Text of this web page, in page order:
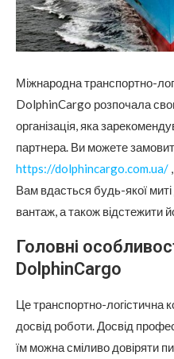
Міжнародна транспортно-
DolphinCargo розпочала
організація, яка
партнера. Ви можете
https://dolphincargo.com.ua/
Вам вдасться будь-якої
вантаж, а також відстежити
Головні
DolphinCargo
Це транспортно-логістична
досвід роботи. Досвід
їм можна сміливо довіряти